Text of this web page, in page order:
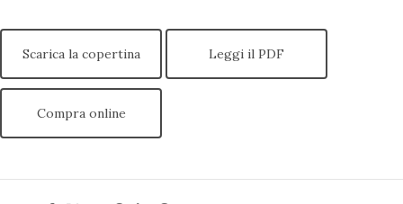
Scarica la copertina Leggi il PDF
Compra online